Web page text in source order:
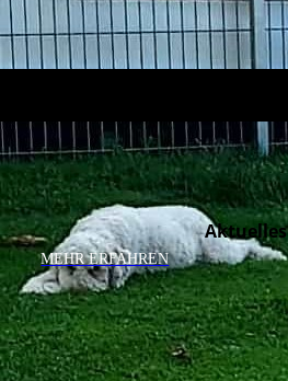
Aktuelles
MEHR ERFAHREN